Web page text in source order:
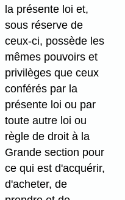
la présente loi et,
sous réserve de
ceux-ci, possède les
mêmes pouvoirs et
privilèges que ceux
conférés par la
présente loi ou par
toute autre loi ou
règle de droit à la
Grande section pour
ce qui est d'acquérir,
d'acheter, de